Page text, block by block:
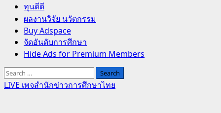
ทุนดีดี
ผลงานวิจัย นวัตกรรม
Buy Adspace
จัดอันดับการศึกษา
Hide Ads for Premium Members
Search
for:
LIVE เพจสำนักข่าวการศึกษาไทย